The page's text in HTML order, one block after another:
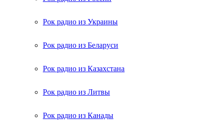
Рок радио из Украины
Рок радио из Беларуси
Рок радио из Казахстана
Рок радио из Литвы
Рок радио из Канады